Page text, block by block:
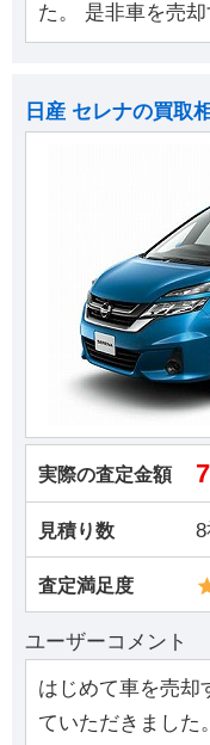
た。 是非車を売
日産 セレナの買取
実際の査定金額
見積り数 8
査定満足度
ユーザーコメント
はじめて車を売却
ていただきました